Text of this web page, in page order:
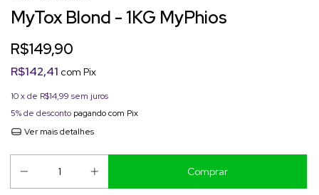
MyTox Blond - 1KG MyPhios
R$149,90
R$142,41 com Pix
10x de R$14,99 sem juros
5% de desconto pagando com Pix
Ver mais detalhes